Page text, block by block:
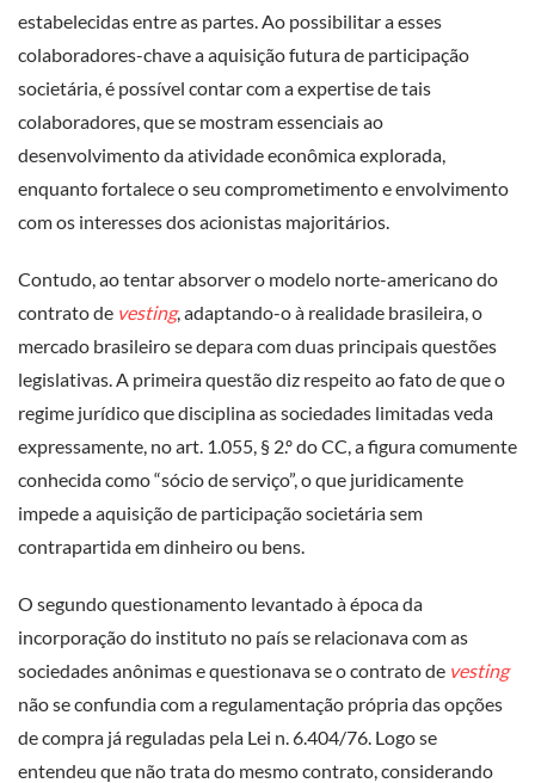
estabelecidas entre as partes. Ao possibilitar a esses
colaboradores-chave a aquisição futura de participação
societária, é possível contar com a expertise de tais
colaboradores, que se mostram essenciais ao
desenvolvimento da atividade econômica explorada,
enquanto fortalece o seu comprometimento e envolvimento
com os interesses dos acionistas majoritários.
Contudo, ao tentar absorver o modelo norte-americano do
contrato de vesting, adaptando-o à realidade brasileira, o
mercado brasileiro se depara com duas principais questões
legislativas. A primeira questão diz respeito ao fato de que o
regime jurídico que disciplina as sociedades limitadas veda
expressamente, no art. 1.055, § 2.º do CC, a figura comumente
conhecida como “sócio de serviço”, o que juridicamente
impede a aquisição de participação societária sem
contrapartida em dinheiro ou bens.
O segundo questionamento levantado à época da
incorporação do instituto no país se relacionava com as
sociedades anônimas e questionava se o contrato de vesting
não se confundia com a regulamentação própria das opções
de compra já reguladas pela Lei n. 6.404/76. Logo se
entendeu que não trata do mesmo contrato, considerando